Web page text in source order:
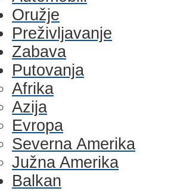
Oružje
Preživljavanje
Zabava
Putovanja
Afrika
Azija
Evropa
Severna Amerika
Južna Amerika
Balkan